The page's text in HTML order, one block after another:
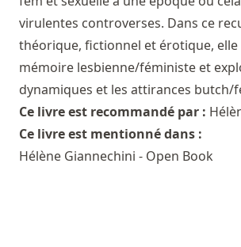
virulentes controverses. Dans ce
théorique, fictionnel et érotique, elle
mémoire lesbienne/féministe et
dynamiques et les attirances butch/
Ce livre est recommandé par :
Ce livre est mentionné dans :
Hélène Giannechini - Open Book